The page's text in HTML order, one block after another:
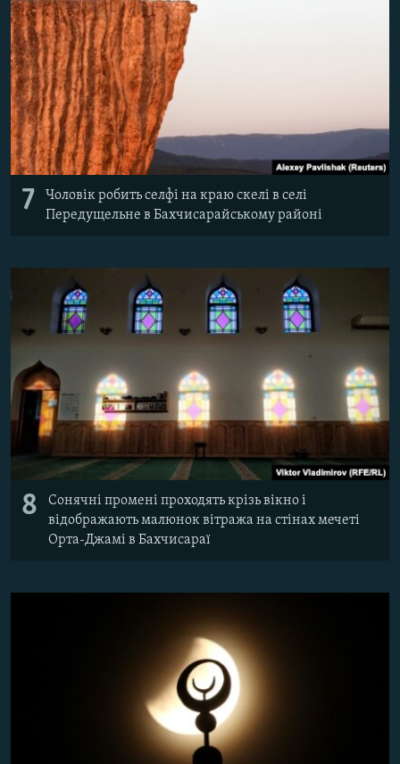
7
Чоловік робить селфі на краю скелі в селі
Передущельне в Бахчисарайському районі
8
Сонячні промені проходять крізь вікно і
відображають малюнок вітража на стінах мечеті
Орта-Джамі в Бахчисараї